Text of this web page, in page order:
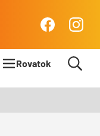
Rovatok